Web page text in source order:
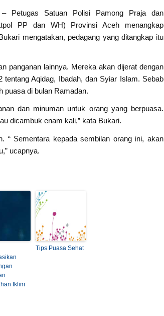
– Petugas Satuan Polisi Pamong Praja dan
PP dan WH) Provinsi Aceh menangkap
mengatakan, pedagang yang ditangkap itu
panganan lainnya. Mereka akan dijerat dengan
Aqidag, Ibadah, dan Syiar Islam. Sebab
puasa di bulan Ramadan.
dan minuman untuk orang yang berpuasa.
dicambuk enam kali,” kata Bukari.
“ Sementara kepada sembilan orang ini, akan
ucapnya.
Iklim
Tips Puasa Sehat